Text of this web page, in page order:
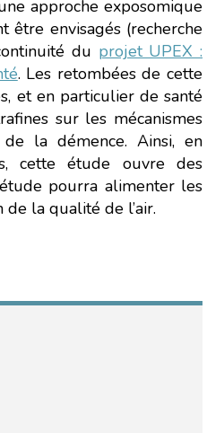
approche exposomique
être envisagés (recherche
du projet UPEX :
. Les retombées de cette
et en particulier de santé
sur les mécanismes
la démence. Ainsi, en
cette étude ouvre des
pourra alimenter les
la qualité de l’air.